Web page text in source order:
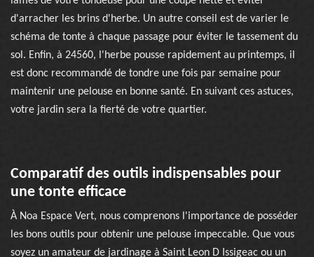
d'arracher les brins d'herbe. Un autre conseil est de varier le
schéma de tonte à chaque passage pour éviter le tassement du
sol. Enfin, à 24560, l'herbe pousse rapidement au printemps, il
est donc recommandé de tondre une fois par semaine pour
maintenir une pelouse en bonne santé. En suivant ces astuces,
votre jardin sera la fierté de votre quartier.
Comparatif des outils indispensables pour
une tonte efficace
À Noa Espace Vert, nous comprenons l'importance de posséder
les bons outils pour obtenir une pelouse impeccable. Que vous
soyez un amateur de jardinage à Saint Leon D Issigeac ou un